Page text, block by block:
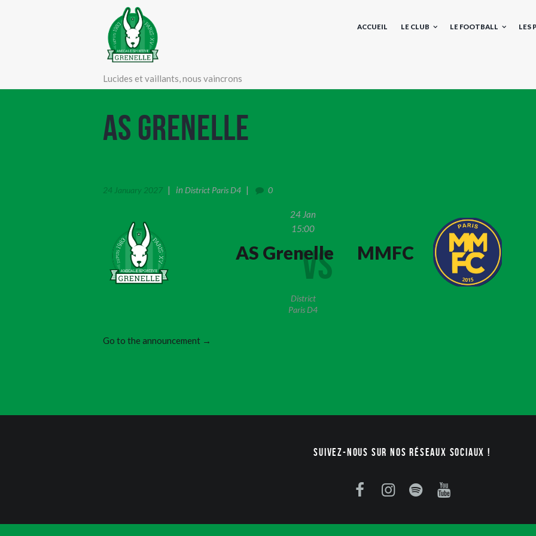
Lucides et vaillants, nous vaincrons
ACCUEIL LE CLUB LE FOOTBALL LES
AS Grenelle
24 January 2027 inDistrict Paris D4 0
AS Grenelle
24 Jan
15:00
VS
District
Paris D4
MMFC
Go to the announcement →
Suivez-nous sur nos réseaux sociaux !